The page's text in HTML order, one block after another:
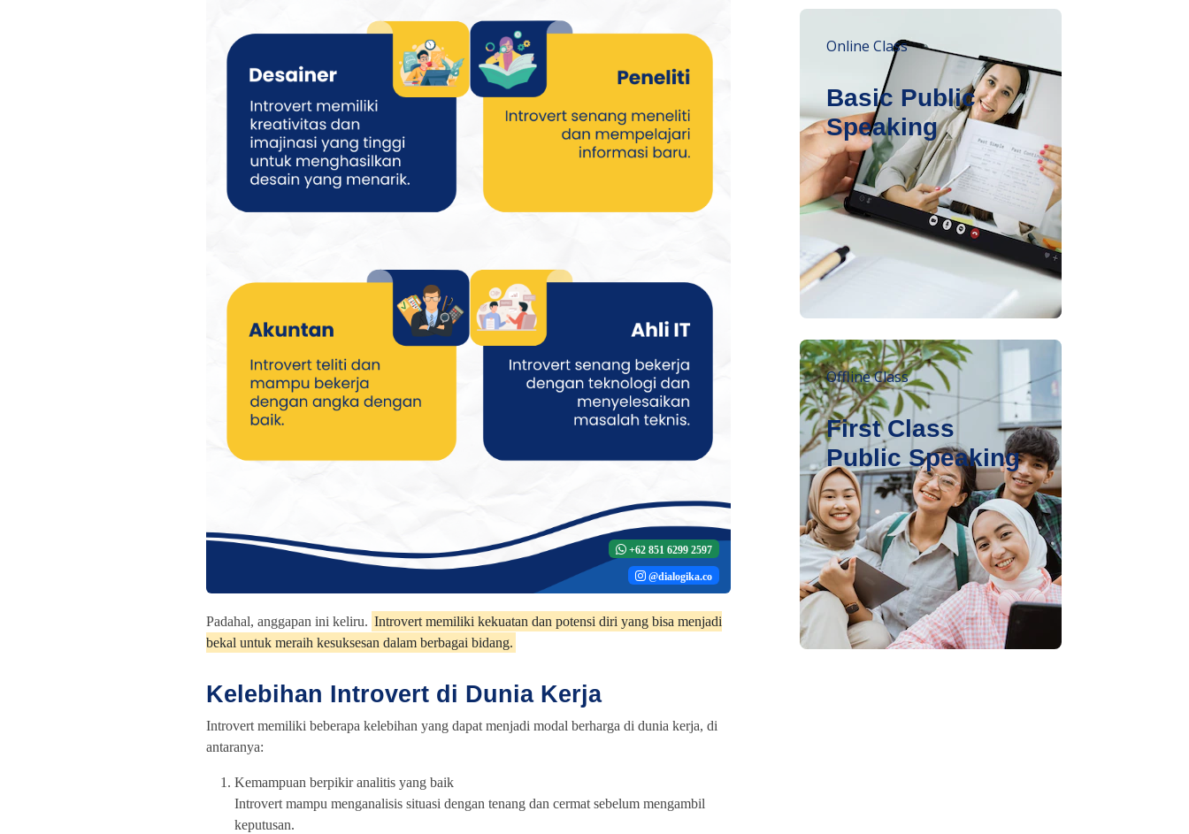
+62 851 6299 2597
@dialogika.co
Padahal, anggapan ini keliru. Introvert memiliki kekuatan dan potensi diri yang bisa menjadi
bekal untuk meraih kesuksesan dalam berbagai bidang.
Kelebihan Introvert di Dunia Kerja
Introvert memiliki beberapa kelebihan yang dapat menjadi modal berharga di dunia kerja, di
antaranya:
Kemampuan berpikir analitis yang baik
Introvert mampu menganalisis situasi dengan tenang dan cermat sebelum mengambil
keputusan.
Online Class
Basic Public
Speaking
Offline Class
First Class
Public Speaking